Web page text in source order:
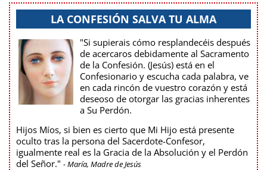
LA CONFESIÓN SALVA TU ALMA
"Si supierais cómo resplandecéis después
de acercaros debidamente al Sacramento
de la Confesión. (Jesús) está en el
Confesionario y escucha cada palabra, ve
en cada rincón de vuestro corazón y está
deseoso de otorgar las gracias inherentes
a Su Perdón.
Hijos Míos, si bien es cierto que Mi Hijo está presente
oculto tras la persona del Sacerdote-Confesor,
igualmente real es la Gracia de la Absolución y el Perdón
del Señor." - María, Madre de Jesús